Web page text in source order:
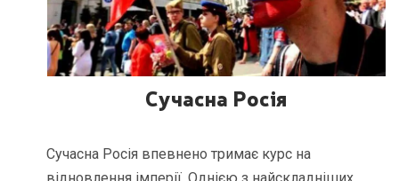
Сучасна Росія
Сучасна Росія впевнено тримає курс на